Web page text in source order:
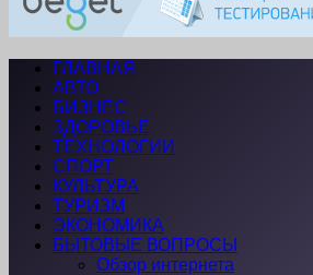
ГЛАВНАЯ
АВТО
БИЗНЕС
ЗДОРОВЬЕ
ТЕХНОЛОГИИ
СПОРТ
КУЛЬТУРА
ТУРИЗМ
ЭКОНОМИКА
БЫТОВЫЕ ВОПРОСЫ
Обзор интернета